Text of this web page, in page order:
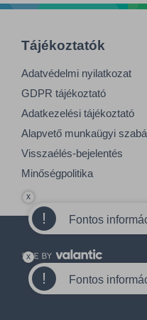
Tájékoztatók
Adatvédelmi nyilatkozat
GDPR tájékoztató
Adatkezelési tájékoztató
Alapvető munkaügyi
Visszaélés-bejelentés
Minőségpolitika
! Fontos
x
! Fontos
x